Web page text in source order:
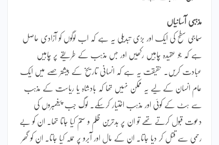
مذہبی آسانیاں
سماجی سطح کی ایک اور بڑی تبدیلی یہ ہے کہ اب لوگوں کو آزادی حاصل
ہے کہ جو عقیدہ چاہیں رکھیں اور جس مذہب کے طریقے پر چاہیں
عبادت کریں۔ حقیقت یہ ہے کہ انسانی تاریخ کے بیشتر حصے میں ایک
عام انسان کے لیے یہ ممکن نہیں تھا کہ بادشاہ یا ریاست کے مذہب
سے ہٹ کے کوئی اور مذہب اختیار کرسکے۔ لوگ جب پیغمبروں کی
دعوت قبول کرتے تھے تو ان پر بدترین ظلم و ستم کیا جاتا تھا۔ ان کو بے
رحمی سے قتل کر دیا جاتا۔ ان کے مال اور آبرو پر حملہ کیا جاتا۔ ان کو گھر